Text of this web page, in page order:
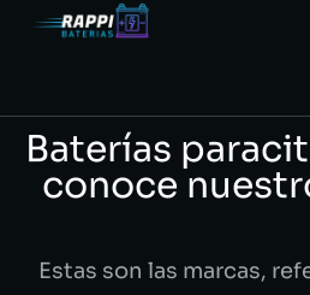
Baterías
conoce
Estas son las marcas,